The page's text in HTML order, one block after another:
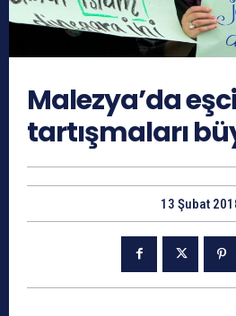
Malezya’da
tartışmaları
13 Şubat